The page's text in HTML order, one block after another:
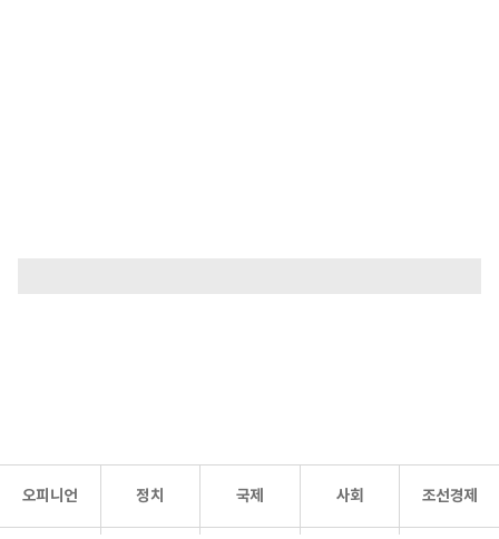
오피니언 정치 국제 사회 조선경제